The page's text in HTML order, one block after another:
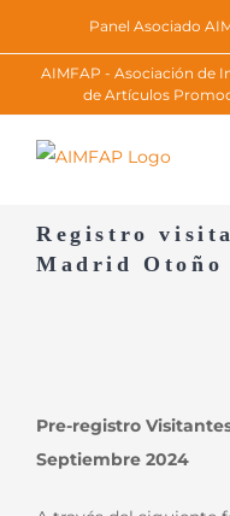
to
content
Panel Asociado
AIMFAP - Asociación de
de Artículos
Registro
Madrid Otoño
Pre-registro
Septiembre 2024